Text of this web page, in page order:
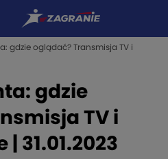
gdzie oglądać? Transmisja TV i
gdzie
TV i
31.01.2023